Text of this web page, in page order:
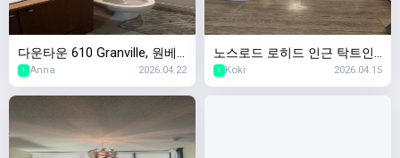
다운타운 610 Granville, 원베
드룸유닛 $2400 6월1일입주
1 Anna 2026.04.22
노스로드 로히드 인근 탁트인
베이스먼트 방2/욕실1
1 Koki 2026.04.15